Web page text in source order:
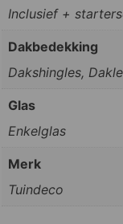
Inclusief +
Dakbedekking
Dakshingles,
Glas
Enkelglas
Merk
Tuindeco